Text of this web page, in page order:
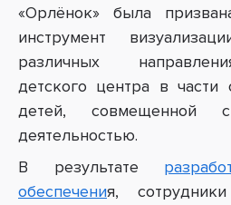
«Орлёнок» была
инструмент
различных
детского центра в части
детей, совмещенной с
деятельностью.
В результате
обеспечения,